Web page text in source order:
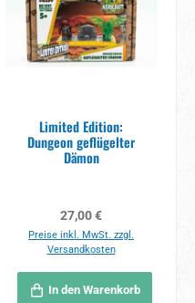
Limited Edition:
Dungeon geflügelter
Dämon
Regulärer Preis:
27,00 €
Preise inkl. MwSt. zzgl.
Versandkosten
In den Warenkorb